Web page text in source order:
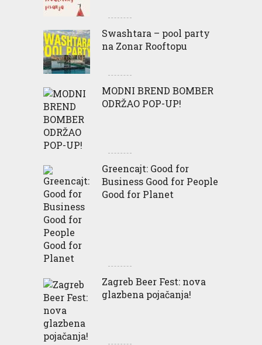
Swashtara – pool party
na Zonar Rooftopu
MODNI BREND BOMBER
ODRŽAO POP-UP!
Greencajt: Good for
Business Good for People
Good for Planet
Zagreb Beer Fest: nova
glazbena pojačanja!